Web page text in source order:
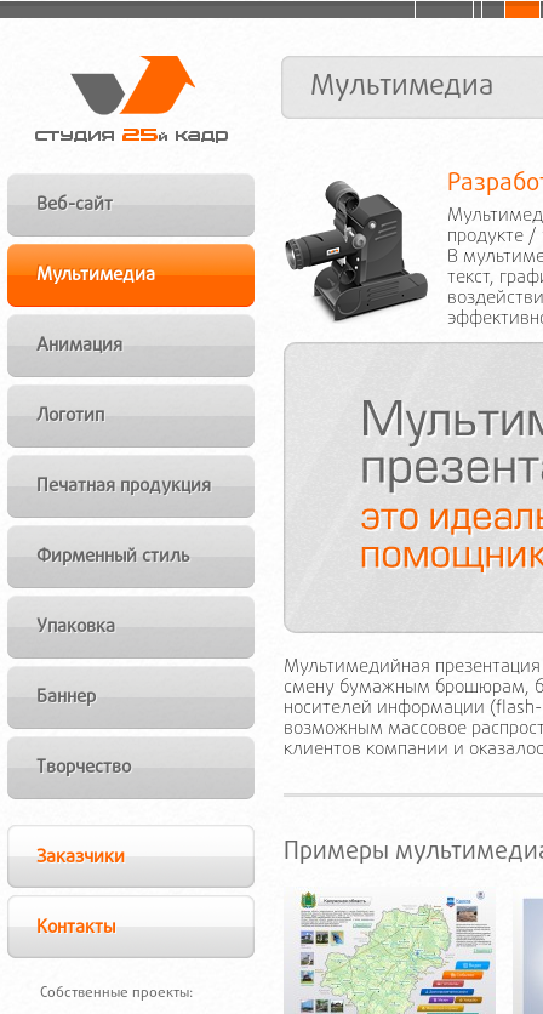
Мультимедиа
Веб-сайт
Мультимедиа
Анимация
Логотип
Печатная продукция
Фирменный стиль
Упаковка
Баннер
Творчество
Заказчики
Контакты
Собственные проекты:
продукте
В
текст,
Мультимедийная
смену бумажным брошюрам,
носителей информации (flash-
возможным массовое
клиентов компании и
Примеры